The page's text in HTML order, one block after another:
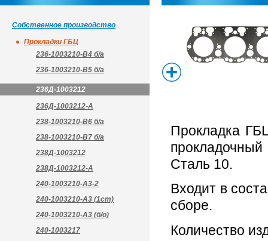
Собственное производство
Прокладки ГБЦ
236-1003210-В4 б/а
236-1003210-В5 б/а
236Д-1003212
236Д-1003212-А
238-1003210-В6 б/а
238-1003210-В7 б/а
238Д-1003212
238Д-1003212-А
240-1003210-А3-2
240-1003210-А3 (1ст)
240-1003210-А3 (б/о)
240-1003217
Прокладка
Сталь 10.
Входит в
сборе.
Количество